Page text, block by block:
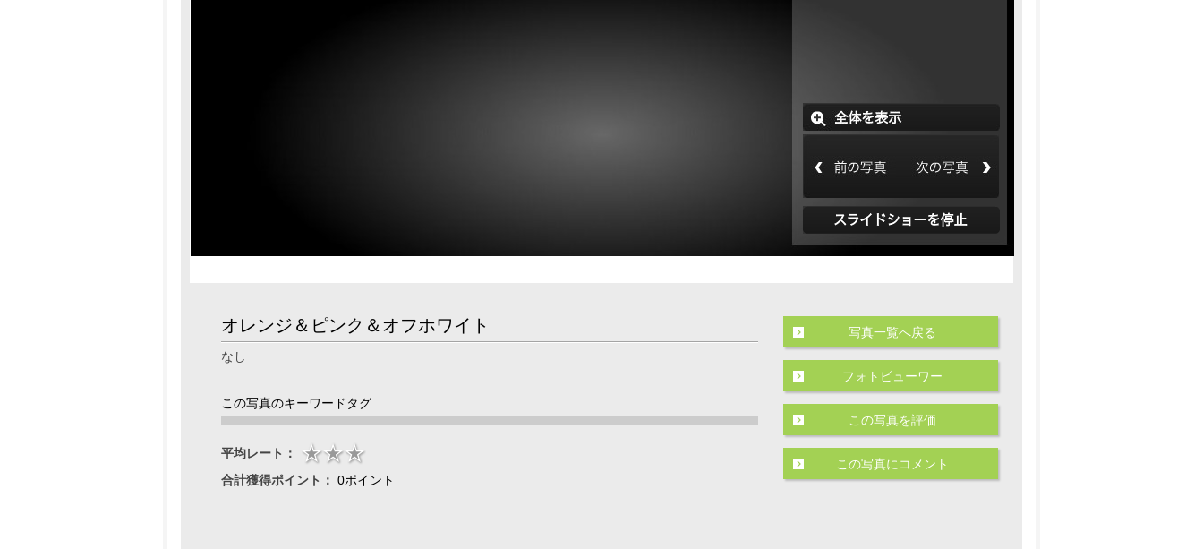
オレンジ＆ピンク＆オフホワイト
なし
この写真のキーワードタグ
平均レート：
合計獲得ポイント： 0ポイント
写真一覧へ戻る
フォトビューワー
この写真を評価
この写真にコメント